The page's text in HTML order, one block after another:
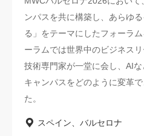
ンパスを共に構築し、あらゆ
る」をテーマにしたフォーラ
ーラムでは世界中のビジネス
技術専門家が一堂に会し、AI
キャンパスをどのように変革
た。
スペイン、バルセロナ